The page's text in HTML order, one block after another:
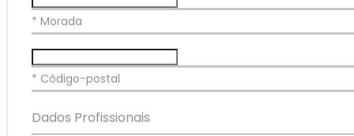
* Morada
* Código-postal
Dados Profissionais